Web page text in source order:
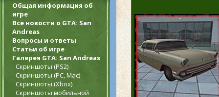
Общая информация об
игре
Все новости о GTA: San
Andreas
Вопросы и ответы
Статьи об игре
Галерея GTA: San Andreas
Скриншоты (PS2)
Скриншоты (PC, Mac)
Скриншоты (Xbox)
Скриншоты мобильной